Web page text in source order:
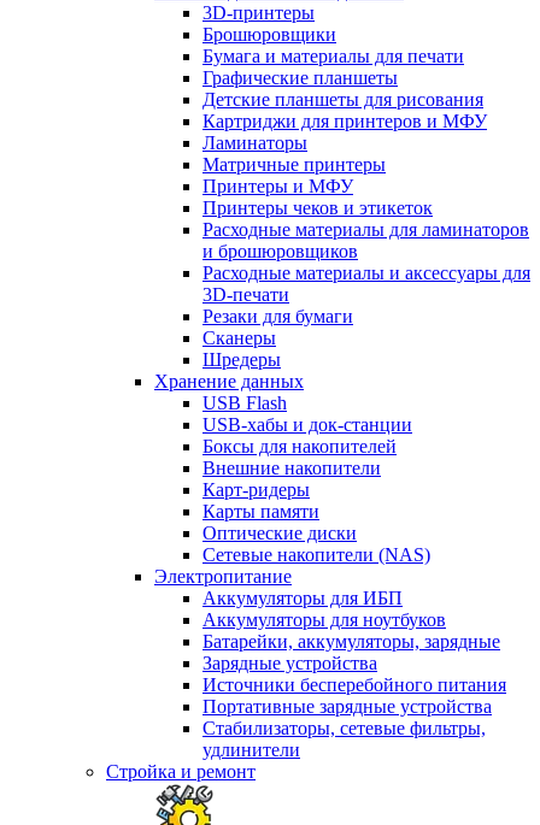
3D-принтеры
Брошюровщики
Бумага и материалы для печати
Графические планшеты
Детские планшеты для рисования
Картриджи для принтеров и МФУ
Ламинаторы
Матричные принтеры
Принтеры и МФУ
Принтеры чеков и этикеток
Расходные материалы для ламинаторов
и брошюровщиков
Расходные материалы и аксессуары для
3D-печати
Резаки для бумаги
Сканеры
Шредеры
Хранение данных
USB Flash
USB-хабы и док-станции
Боксы для накопителей
Внешние накопители
Карт-ридеры
Карты памяти
Оптические диски
Сетевые накопители (NAS)
Электропитание
Аккумуляторы для ИБП
Аккумуляторы для ноутбуков
Батарейки, аккумуляторы, зарядные
Зарядные устройства
Источники бесперебойного питания
Портативные зарядные устройства
Стабилизаторы, сетевые фильтры,
удлинители
Стройка и ремонт